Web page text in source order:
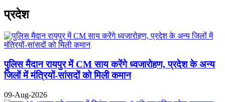
प्रदेश
पुलिस मैदान रायपुर में CM साय करेंगे ध्वजारोहण, प्रदेश के अन्य
जिलों में मंत्रियों-सांसदों को मिली कमान
09-Aug-2026